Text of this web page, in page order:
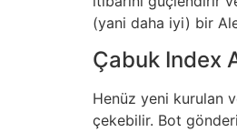
(yani daha iyi) bir
Çabuk Index
Henüz yeni kurulan
çekebilir. Bot